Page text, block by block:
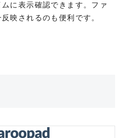
に表示確認できます。ファ
映されるのも便利です。